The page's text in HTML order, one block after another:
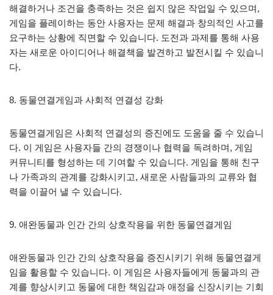
해결하거나 조건을 충족하는 것은 쉽지 않은 작업일 수 있으며,
게임을 플레이하는 동안 사용자는 문제 해결과 창의적인 사고를
요구하는 상황에 직면할 수 있습니다. 도전과 과제를 통해 사용
자는 새로운 아이디어나 해결책을 발견하고 발전시킬 수 있습니
다.
8. 동물연결게임과 사회적 연결성 강화
동물연결게임은 사회적 연결성의 증진에도 도움을 줄 수 있습니
다. 이 게임은 사용자들 간의 경쟁이나 협력을 독려하며, 게임
커뮤니티를 형성하는 데 기여할 수 있습니다. 게임을 통해 친구
나 가족과의 관계를 강화시키고, 새로운 사람들과의 교류와 협
력을 이끌어 낼 수 있습니다.
9. 애완동물과 인간 간의 상호작용을 위한 동물연결게임
애완동물과 인간 간의 상호작용을 증진시키기 위해 동물연결게
임을 활용할 수 있습니다. 이 게임은 사용자들에게 동물과의 관
계를 향상시키고 동물에 대한 책임감과 애정을 신장시키는 기회